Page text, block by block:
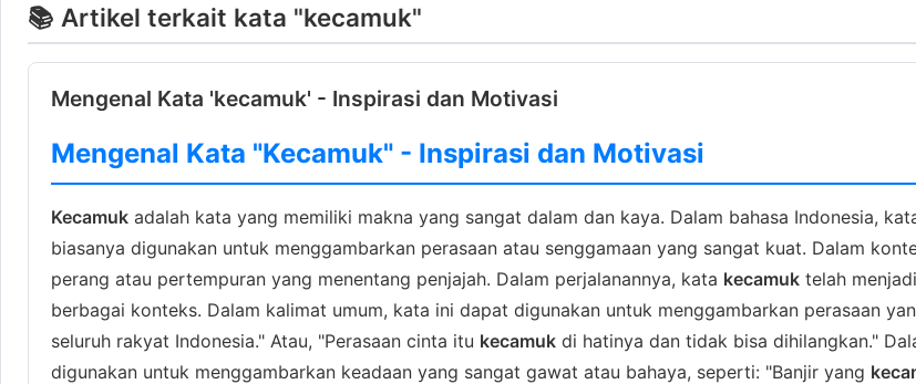
📚 Artikel terkait kata "kecamuk"
Mengenal Kata 'kecamuk' - Inspirasi dan Motivasi
Mengenal Kata "Kecamuk" - Inspirasi dan Motivasi
Kecamuk adalah kata yang memiliki makna yang sangat dalam dan kaya. Dalam bahasa Indonesia,
biasanya digunakan untuk menggambarkan perasaan atau senggamaan yang sangat kuat. Dalam
perang atau pertempuran yang menentang penjajah. Dalam perjalanannya, kata kecamuk telah
berbagai konteks. Dalam kalimat umum, kata ini dapat digunakan untuk menggambarkan perasaan
seluruh rakyat Indonesia." Atau, "Perasaan cinta itu kecamuk di hatinya dan tidak bisa dihilangkan."
digunakan untuk menggambarkan keadaan yang sangat gawat atau bahaya, seperti: "Banjir yang